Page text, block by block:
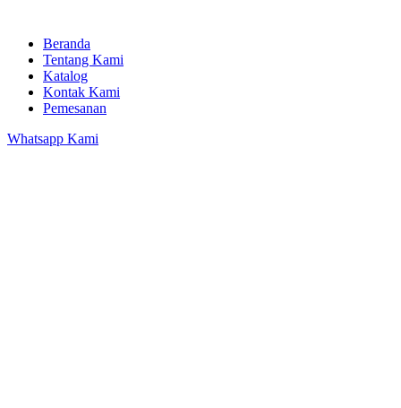
Beranda
Tentang Kami
Katalog
Kontak Kami
Pemesanan
Whatsapp Kami